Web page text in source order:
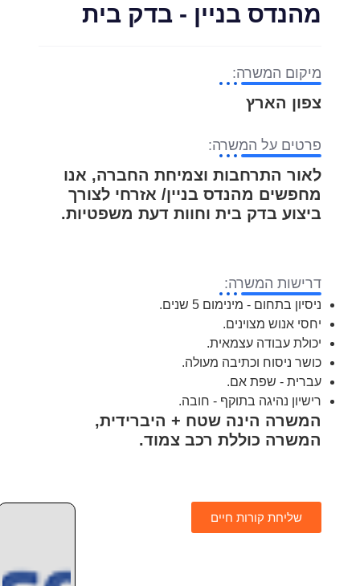
מהנדס בניין - בדק בית
מיקום המשרה:
צפון הארץ
פרטים על המשרה:
לאור התרחבות וצמיחת החברה, אנו
מחפשים מהנדס בניין/ אזרחי לצורך
ביצוע בדק בית וחוות דעת משפטיות.
דרישות המשרה:
ניסיון בתחום - מינימום 5 שנים.
יחסי אנוש מצוינים.
יכולת עבודה עצמאית.
כושר ניסוח וכתיבה מעולה.
עברית - שפת אם.
רישיון נהיגה בתוקף - חובה.
המשרה הינה שטח + היברידית,
המשרה כוללת רכב צמוד.
שליחת קורות חיים